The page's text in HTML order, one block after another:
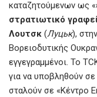
καταζητούμενων ως «
στρατιωτικό
Λουτσκ (Луцьк),
Βορειοδυτικής
εγγεγραμμένοι. Το
για να υποβληθούν σε
σταλούν σε «Κέντρο